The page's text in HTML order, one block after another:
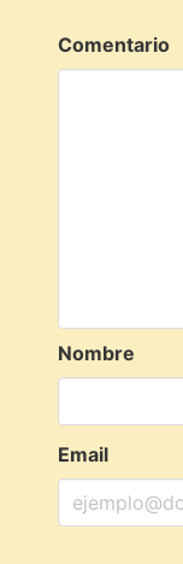
Comentario
Nombre
Email